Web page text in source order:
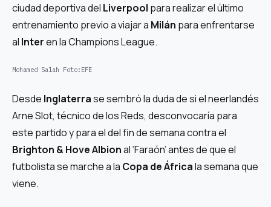
ciudad deportiva del Liverpool para realizar el último
entrenamiento previo a viajar a Milán para enfrentarse
al Interen la Champions League.
Mohamed Salah Foto: EFE
Desde Inglaterrase sembró la duda de si el neerlandés
Arne Slot, técnico de losReds, desconvocaría para
este partido y para el del fin de semana contra el
Brighton & Hove Albional ‘Faraón’ antes de que el
futbolista se marche a la Copa de Áfricala semana que
viene.